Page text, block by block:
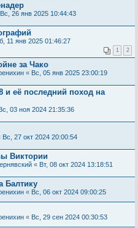
Вс, 26 янв 2025 10:44:43
11 янв 2025 01:46:27
1 2
за Чако
« Вс, 05 янв 2025 23:00:19
и её последний поход на
03 ноя 2024 21:35:36
Вс, 27 окт 2024 20:00:54
Виктории
« Вт, 08 окт 2024 13:18:51
Балтику
« Вс, 06 окт 2024 09:00:25
« Вс, 29 сен 2024 00:30:53